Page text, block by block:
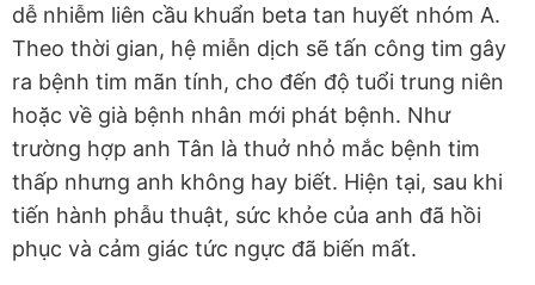
dễ nhiễm liên cầu khuẩn beta tan huyết nhóm A.
Theo thời gian, hệ miễn dịch sẽ tấn công tim gây
ra bệnh tim mãn tính, cho đến độ tuổi trung niên
hoặc về già bệnh nhân mới phát bệnh. Như
trường hợp anh Tân là thuở nhỏ mắc bệnh tim
thấp nhưng anh không hay biết. Hiện tại, sau khi
tiến hành phẫu thuật, sức khỏe của anh đã hồi
phục và cảm giác tức ngực đã biến mất.